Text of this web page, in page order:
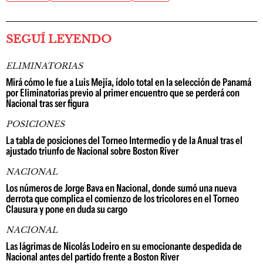
SEGUÍ LEYENDO
ELIMINATORIAS
Mirá cómo le fue a Luis Mejía, ídolo total en la selección de Panamá
por Eliminatorias previo al primer encuentro que se perderá con
Nacional tras ser figura
POSICIONES
La tabla de posiciones del Torneo Intermedio y de la Anual tras el
ajustado triunfo de Nacional sobre Boston River
NACIONAL
Los números de Jorge Bava en Nacional, donde sumó una nueva
derrota que complica el comienzo de los tricolores en el Torneo
Clausura y pone en duda su cargo
NACIONAL
Las lágrimas de Nicolás Lodeiro en su emocionante despedida de
Nacional antes del partido frente a Boston River